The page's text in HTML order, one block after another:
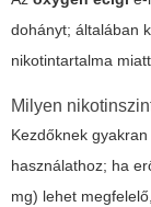
dohányt; általában
nikotintartalma
Milyen
Kezdőknek
használathoz; ha
mg) lehet